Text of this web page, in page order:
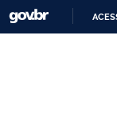
Skip to main content